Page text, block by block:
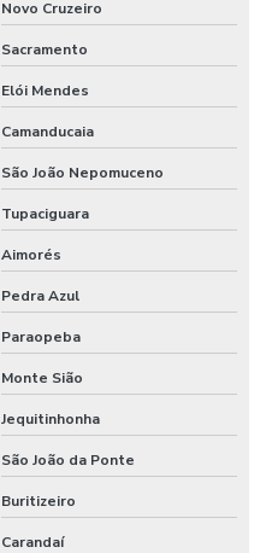
Novo Cruzeiro
Sacramento
Elói Mendes
Camanducaia
São João Nepomuceno
Tupaciguara
Aimorés
Pedra Azul
Paraopeba
Monte Sião
Jequitinhonha
São João da Ponte
Buritizeiro
Carandaí